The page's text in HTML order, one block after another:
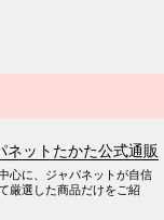
ネットたかた公式通販
心に、ジャパネットが自信
厳選した商品だけをご紹